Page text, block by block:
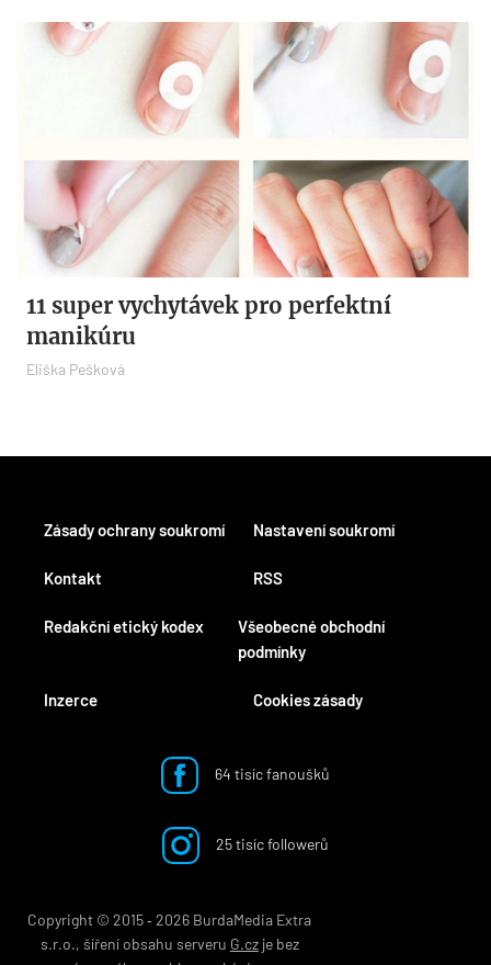
11 super vychytávek pro perfektní
manikúru
Eliška Pešková
Kontakt
Redakční etický kodex
Inzerce
RSS
Všeobecné obchodní
podmínky
Cookies zásady
Zásady ochrany soukromí Nastavení soukromí
64 tisíc fanoušků
25 tisíc followerů
Copyright © 2015 ‐ 2026 BurdaMedia Extra
s.r.o., šíření obsahu serveru G.czje bez